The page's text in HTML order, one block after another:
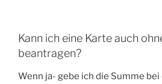
Kann ich eine Karte auch
beantragen?
Wenn ja- gebe ich die Summe bei